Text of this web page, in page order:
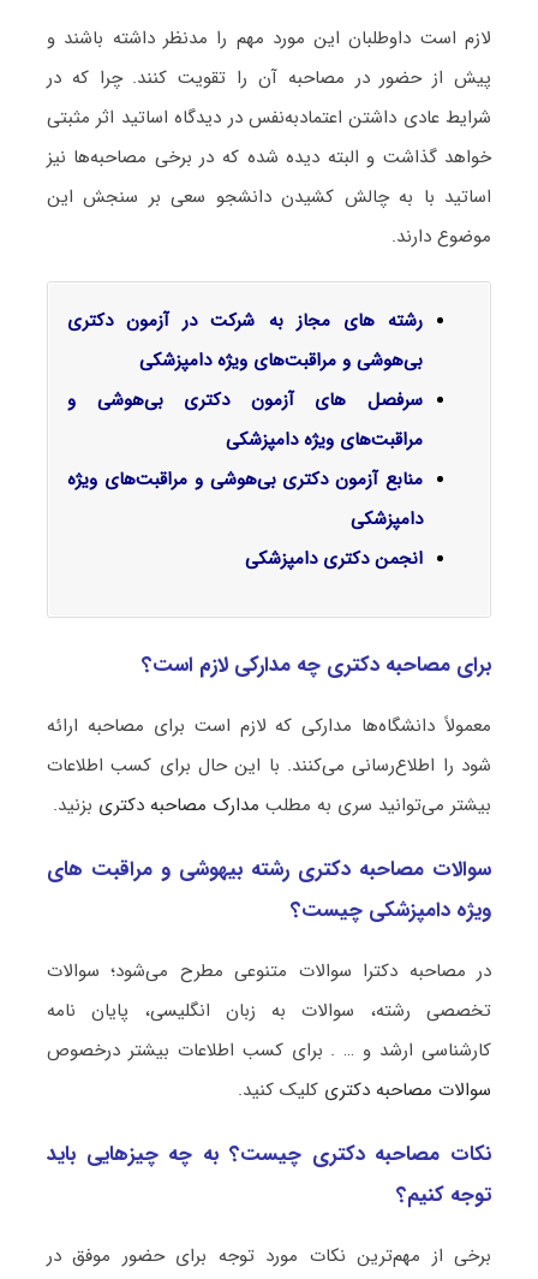
لازم است داوطلبان این مورد مهم را مدنظر داشته باشند و
پیش از حضور در مصاحبه آن را تقویت کنند. چرا که در
شرایط عادی داشتن اعتمادبه‌نفس در دیدگاه اساتید اثر مثبتی
خواهد گذاشت و البته دیده شده که در برخی مصاحبه‌ها نیز
اساتید با به چالش کشیدن دانشجو سعی بر سنجش این
موضوع دارند.
رشته های مجاز به شرکت در آزمون دکتری
بی‌هوشی و مراقبت‌های ویژه دامپزشکی
سرفصل‌ های آزمون دکتریبی‌هوشی و
مراقبت‌های ویژه دامپزشکی
منابع آزمون دکتریبی‌هوشی و مراقبت‌های ویژه
دامپزشکی
انجمن دکتری دامپزشکی
برای مصاحبه دکتری چه مدارکی لازم است؟
معمولاً دانشگاه‌ها مدارکی که لازم است برای مصاحبه ارائه
شود را اطلاع‌رسانی می‌کنند. با این حال برای کسب اطلاعات
بیشتر می‌توانید سری به مطلب مدارک مصاحبه دکتری بزنید.
سوالات مصاحبه دکتری رشته بیهوشی و مراقبت ‌های
ویژه دامپزشکی چیست؟
در مصاحبه دکترا سوالات متنوعی مطرح می‌شود؛ سوالات
تخصصی رشته، سوالات به زبان انگلیسی، پایان نامه
کارشناسی ارشد و … . برای کسب اطلاعات بیشتر درخصوص
سوالات مصاحبه دکتری کلیک کنید.
نکات مصاحبه دکتری چیست؟ به چه چیزهایی باید
توجه کنیم؟
برخی از مهم‌ترین نکات مورد توجه برای حضور موفق در